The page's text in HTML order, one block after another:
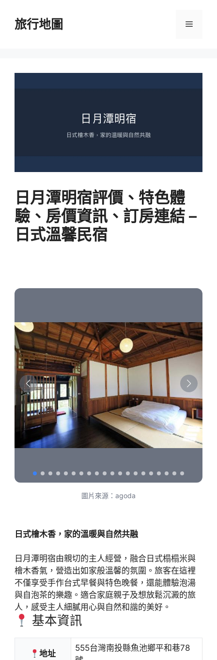
旅行地圖 選
日月潭明宿評價、特色體
驗、房價資訊、訂房連結 –
日式溫馨民宿
圖片來源：agoda
日式檜木香，家的溫暖與自然共融
日月潭明宿由親切的主人經營，融合日式榻榻米與
檜木香氣，營造出如家般溫馨的氛圍。旅客在這裡
不僅享受手作台式早餐與特色晚餐，還能體驗泡湯
與自泡茶的樂趣。適合家庭親子及想放鬆沉澱的旅
人，感受主人細膩用心與自然和諧的美好。
基本資訊
地址
555台灣南投縣魚池鄉平和巷78